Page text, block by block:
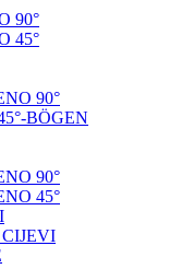
90°
45°
90°
BÖGEN
90°
45°